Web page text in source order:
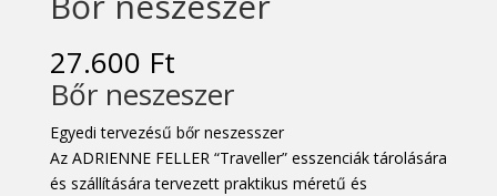
27.600 Ft
Bőr neszeszer
Egyedi tervezésű bőr neszesszer
Az ADRIENNE FELLER“Traveller” esszenciák tárolására
és szállítására tervezett praktikus méretű és